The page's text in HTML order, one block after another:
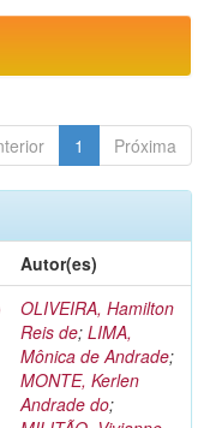
1 Próxima
Autor(es)
OLIVEIRA, Hamilton
Reis de; LIMA,
Mônica de Andrade;
MONTE, Kerlen
Andrade do;